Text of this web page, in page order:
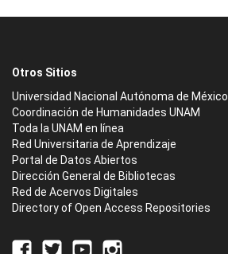
Otros Sitios
Universidad Nacional Autónoma de México
Coordinación de Humanidades UNAM
Toda la UNAM en línea
Red Universitaria de Aprendizaje
Portal de Datos Abiertos
Dirección General de Bibliotecas
Red de Acervos Digitales
Directory of Open Access Repositories